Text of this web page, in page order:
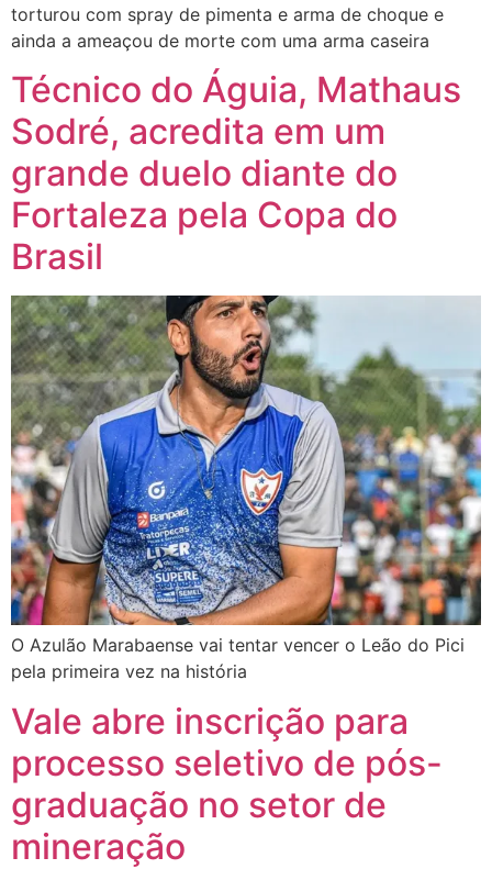
torturou com spray de pimenta e arma de choque e
ainda a ameaçou de morte com uma arma caseira
Técnico do Águia, Mathaus
Sodré, acredita em um
grande duelo diante do
Fortaleza pela Copa do
Brasil
O Azulão Marabaense vai tentar vencer o Leão do Pici
pela primeira vez na história
Vale abre inscrição para
processo seletivo de pós-
graduação no setor de
mineração